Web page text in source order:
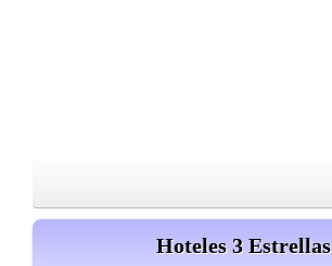
Hoteles 3 Estrellas